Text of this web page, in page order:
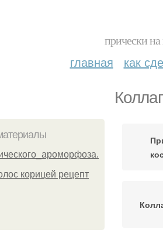
прически
главная как
корицей рецепт